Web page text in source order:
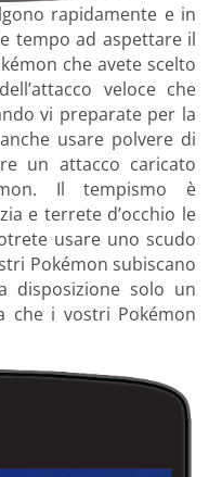
rapidamente e in
tempo ad aspettare il
che avete scelto
veloce che
vi preparate per la
usare polvere di
un attacco caricato
Il tempismo è
e terrete d’occhio le
usare uno scudo
Pokémon subiscano
disposizione solo un
che i vostri Pokémon